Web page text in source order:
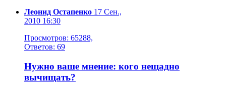
Леонид Остапенко 17 Сен.,
2010 16:30
Просмотров: 65288,
Ответов: 69
Нужно ваше мнение: кого нещадно
вычищать?